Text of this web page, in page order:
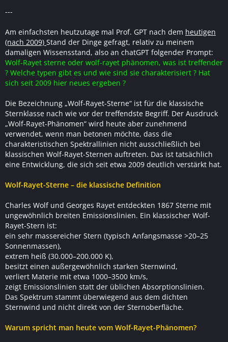
---
Am einfachsten heutzutage mal Prof. GPT nach dem heutigen
(nach 2009) Stand der Dinge gefragt, relativ zu meinem
damaligen Wissensstand, also an chatGPT folgender Prompt:
Wolf-Rayet sterne oder wolf-rayet phänomen, was ist treffender
? Welche typen gibt es und wie sind sie charakterisiert ? Hat
sich seit 2009 hier neues ergeben ?
Die Bezeichnung „Wolf-Rayet-Sterne“ ist für die klassische
Sternklasse nach wie vor der treffendste Begriff. Der Ausdruck
„Wolf-Rayet-Phänomen“ wird heute aber zunehmend
verwendet, wenn man betonen möchte, dass die
charakteristischen Spektrallinien nicht ausschließlich bei
klassischen Wolf-Rayet-Sternen auftreten. Das ist tatsächlich
eine Entwicklung, die sich seit etwa 2009 deutlich verstärkt hat.
Wolf-Rayet-Sterne – die klassische Definition
Charles Wolf und Georges Rayet entdeckten 1867 Sterne mit
ungewöhnlich breiten Emissionslinien. Ein klassischer Wolf-
Rayet-Stern ist:
ein sehr massereicher Stern (typisch Anfangsmasse >20–25
Sonnenmassen),
extrem heiß (30.000–200.000 K),
besitzt einen außergewöhnlich starken Sternwind,
verliert Materie mit etwa 1000–3500 km/s,
zeigt Emissionslinien statt der üblichen Absorptionslinien.
Das Spektrum stammt überwiegend aus dem dichten
Sternwind und nicht direkt von der Sternoberfläche.
Warum spricht man heute vom Wolf-Rayet-Phänomen?